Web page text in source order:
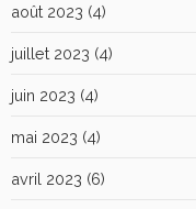
août 2023 (4)
juillet 2023 (4)
juin 2023 (4)
mai 2023 (4)
avril 2023 (6)